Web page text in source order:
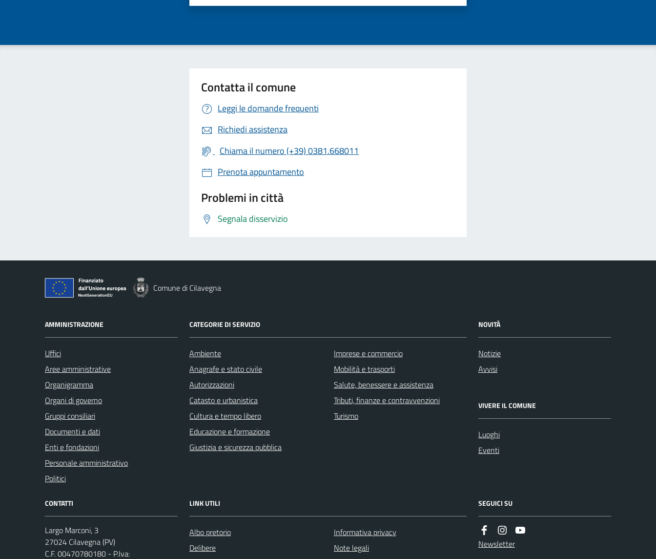
Contatta il comune
Leggi le domande frequenti
Richiedi assistenza
Chiama il numero (+39) 0381.668011
Prenota appuntamento
Problemi in città
Segnala disservizio
Comune di Cilavegna
AMMINISTRAZIONE
Uffici
Aree amministrative
Organigramma
Organi di governo
Gruppi consiliari
Documenti e dati
Enti e fondazioni
Personale amministrativo
Politici
CATEGORIE DI SERVIZIO
Ambiente
Anagrafe e stato civile
Autorizzazioni
Catasto e urbanistica
Cultura e tempo libero
Educazione e formazione
Giustizia e sicurezza pubblica
Imprese e commercio
Mobilità e trasporti
Salute, benessere e assistenza
Tributi, finanze e contravvenzioni
Turismo
NOVITÀ
Notizie
Avvisi
VIVERE IL COMUNE
Luoghi
Eventi
CONTATTI
Largo Marconi, 3
27024 Cilavegna (PV)
C.F. 00470780180 - P.Iva:
LINK UTILI
Albo pretorio
Delibere
Informativa privacy
Note legali
SEGUICI SU
Newsletter